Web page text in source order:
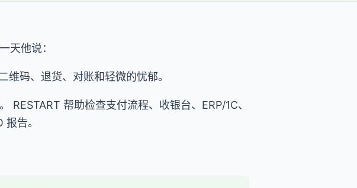
天他说：
码、退货、对账和轻微的忧郁。
。 RESTART 帮助检查支付流程、收银台、ERP/1C、
告。